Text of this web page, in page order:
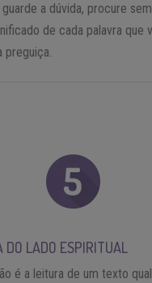
a dúvida, procure
de cada palavra que
preguiça.
DO LADO ESPIRITUAL
é a leitura de um texto